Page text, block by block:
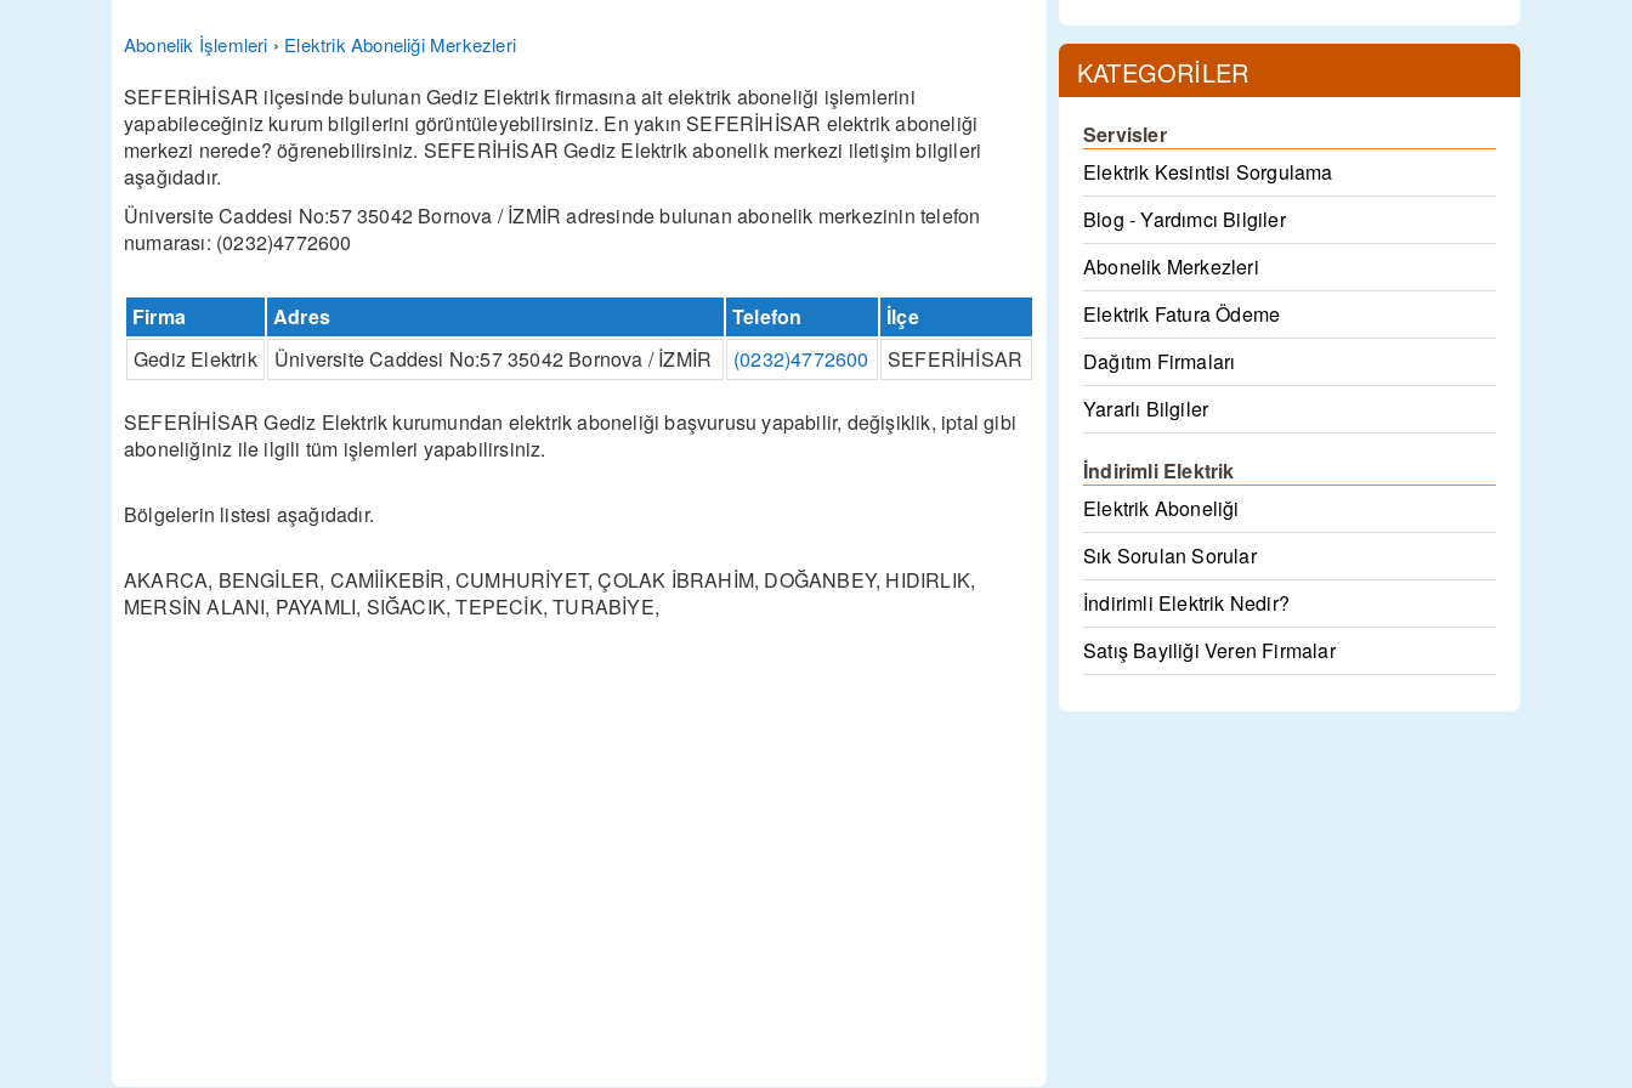
Abonelik İşlemleri › Elektrik Aboneliği Merkezleri
SEFERİHİSAR ilçesinde bulunan Gediz Elektrik firmasına ait elektrik aboneliği işlemlerini
yapabileceğiniz kurum bilgilerini görüntüleyebilirsiniz. En yakın SEFERİHİSAR elektrik aboneliği
merkezi nerede? öğrenebilirsiniz. SEFERİHİSAR Gediz Elektrik abonelik merkezi iletişim bilgileri
aşağıdadır.
Üniversite Caddesi No:57 35042 Bornova / İZMİR adresinde bulunan abonelik merkezinin telefon
numarası: (0232)4772600
Firma Adres Telefon
İlçe
Gediz Elektrik
Üniversite Caddesi No:57 35042 Bornova / İZMİR (0232)4772600 SEFERİHİSAR
SEFERİHİSAR Gediz Elektrik kurumundan elektrik aboneliği başvurusu yapabilir, değişiklik, iptal gibi
aboneliğiniz ile ilgili tüm işlemleri yapabilirsiniz.
Bölgelerin listesi aşağıdadır.
AKARCA, BENGİLER, CAMİİKEBİR, CUMHURİYET, ÇOLAK İBRAHİM, DOĞANBEY, HIDIRLIK,
MERSİN ALANI, PAYAMLI, SIĞACIK, TEPECİK, TURABİYE,
KATEGORİLER
Servisler
Elektrik Kesintisi Sorgulama
Blog - Yardımcı Bilgiler
Abonelik Merkezleri
Elektrik Fatura Ödeme
Dağıtım Firmaları
Yararlı Bilgiler
İndirimli Elektrik
Elektrik Aboneliği
Sık Sorulan Sorular
İndirimli Elektrik Nedir?
Satış Bayiliği Veren Firmalar